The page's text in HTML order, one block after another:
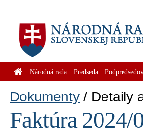
Národná rada Predseda
Dokumenty Detaily
Faktúra 2024/